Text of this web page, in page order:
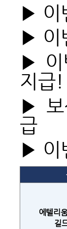
▶ 이
▶ 이
▶ 이
지급!
▶ 보
급
▶ 이
에텔리
길